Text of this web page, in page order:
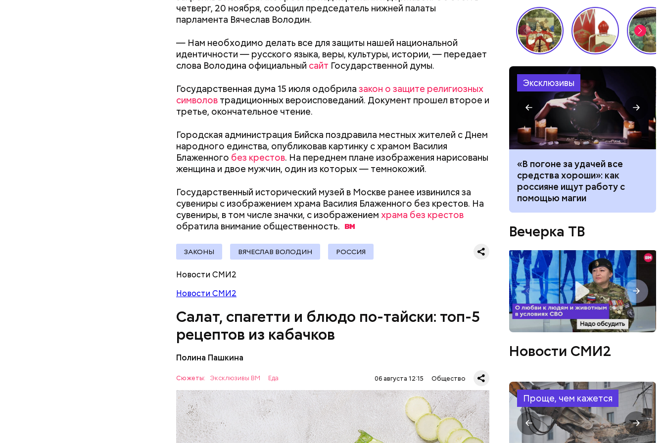
четверг, 20 ноября, сообщил председатель нижней палаты
парламента Вячеслав Володин.
— Нам необходимо делать все для защиты нашей национальной
идентичности — русского языка, веры, культуры, истории, — передает
слова Володина официальный сайт Государственной думы.
Государственная дума 15 июля одобрила закон о защите религиозных
символов традиционных вероисповеданий. Документ прошел второе и
третье, окончательное чтение.
Городская администрация Бийска поздравила местных жителей с Днем
народного единства, опубликовав картинку с храмом Василия
Блаженного без крестов. На переднем плане изображения нарисованы
женщина и двое мужчин, один из которых — темнокожий.
Государственный исторический музей в Москве ранее извинился за
сувениры с изображением храма Василия Блаженного без крестов. На
сувениры, в том числе значки, с изображением храма без крестов
обратила внимание общественность.
ЗАКОНЫ ВЯЧЕСЛАВ ВОЛОДИН РОССИЯ
Новости СМИ2
Новости СМИ2
Салат, спагетти и блюдо по-тайски: топ-5
рецептов из кабачков
Полина Пашкина
Сюжеты: Эксклюзивы ВМ Еда 06 августа 12:15 Общество
Ингредиенты:
петрушка;
чеснок;
оливковое масло;
соль.
ЕДА ОВОЩИ РЕЦЕПТЫ
Вред дыни
Фото: Shutterstock
А врач-эндокринолог Алексей Калинчев рассказал, что существует
множество блюд, где используют растение.
Эксклюзивы
«Тяжелейшая
психоэмоциональная травма
для мужчины»: что такое
гинекомастия
Людей разбросало по
проезжей части: как
пешеходов в Омске
«В погоне за удачей все
средства хороши»: как
россияне ищут работу с
помощью магии
Вечерка ТВ
Новости СМИ2
Проще, чем кажется